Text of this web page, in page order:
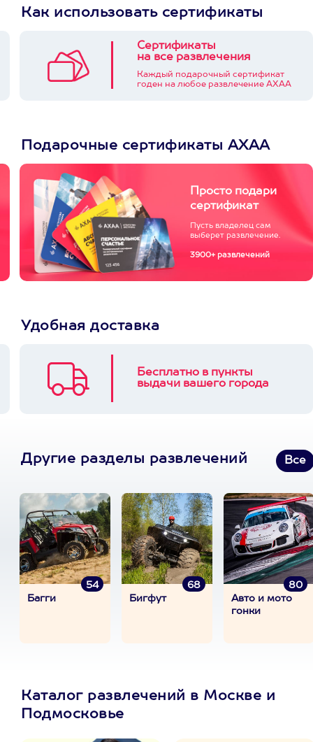
Как использовать сертификаты
Сертификаты
на все развлечения
Каждый подарочный сертификат
годен на любое развлечение АХАА
Подарочные сертификаты АХАА
Просто подари
сертификат
Пусть владелец сам
выберет развлечение.
3900+ развлечений
Удобная доставка
Бесплатно в пункты
выдачи вашего города
Другие разделы развлечений Все
54
Багги
68
Бигфут
80
Авто и мото
гонки
Каталог развлечений в Москве и
Подмосковье